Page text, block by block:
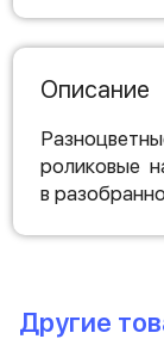
Описание
роликовые
в
Другие